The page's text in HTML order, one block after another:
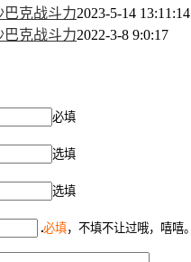
巴克战斗力2023-5-14 13:11:14
巴克战斗力2022-3-8 9:0:17
必填
选填
选填
必填，不填不让过哦，嘻嘻。